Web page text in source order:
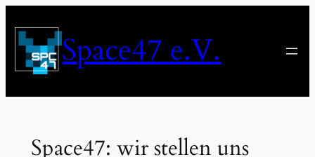
Inhalt
springen
Space47 e.V.
Space47: wir stellen uns